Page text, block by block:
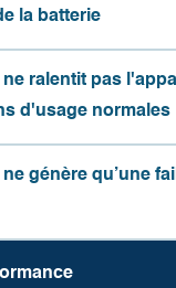
la batterie
ralentit pas
d'usage normales
génère qu’une